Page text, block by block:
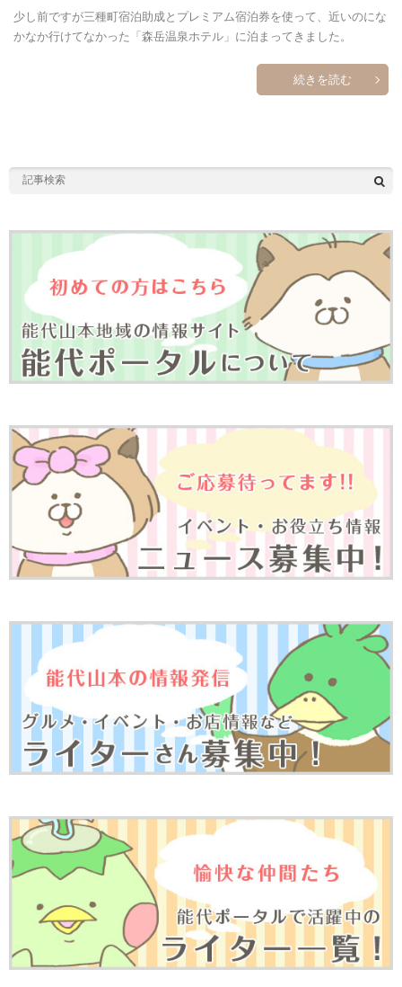
少し前ですが三種町宿泊助成とプレミアム宿泊券を使って、近いのにな
かなか行けてなかった「森岳温泉ホテル」に泊まってきました。
続きを読む